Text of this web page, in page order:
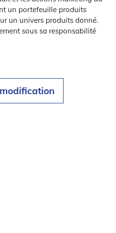
un portefeuille produits
un univers produits donné.
sous sa responsabilité